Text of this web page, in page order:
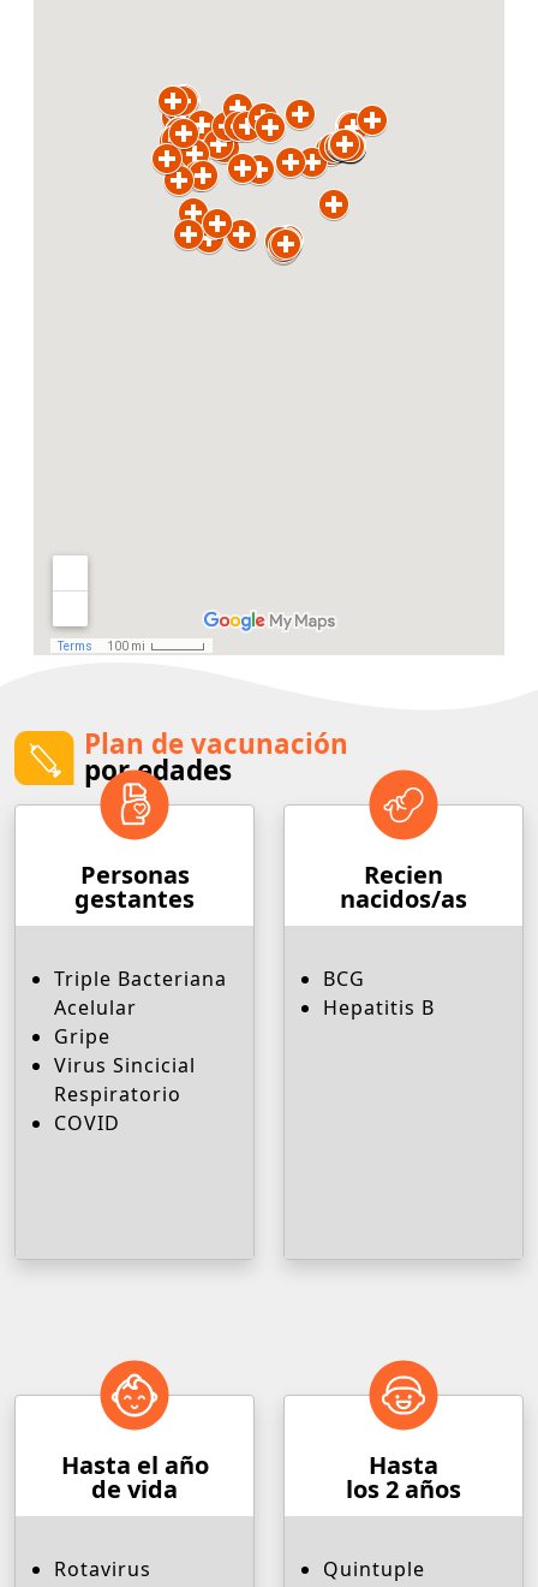
Plan de vacunación
por edades
Personas
gestantes
Triple Bacteriana
Acelular
Gripe
Virus Sincicial
Respiratorio
COVID
Recien
nacidos/as
BCG
Hepatitis B
Hasta el año
de vida
Rotavirus
Hasta
los 2 años
Quintuple